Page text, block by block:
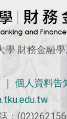
學 財務金融
個人資料告
：